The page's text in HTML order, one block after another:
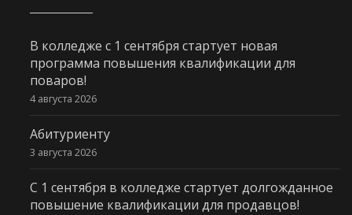
В колледже с 1 сентября стартует новая
программа повышения квалификации для
поваров!
4 августа 2026
Абитуриенту
3 августа 2026
С 1 сентября в колледже стартует долгожданное
повышение квалификации для продавцов!